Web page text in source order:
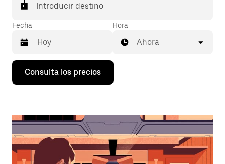
Introducir destino
Fecha
Pulsa
flecha
abrir
calendario
seleccionar
Hora
Ahora
Consulta los precios